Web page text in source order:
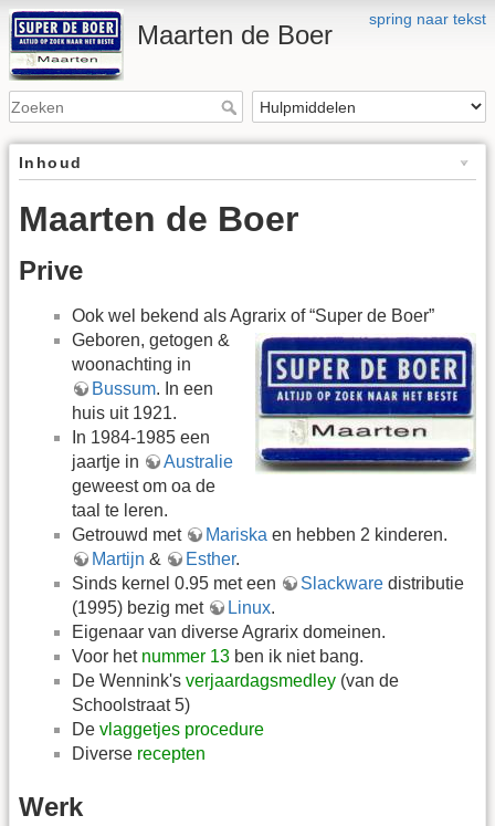
spring naar tekst
Maarten de Boer
Inhoud
Maarten de Boer
Prive
Ook wel bekend als Agrarix of “Super de Boer”
Geboren, getogen &
woonachting in
Bussum. In een
huis uit 1921.
In 1984-1985 een
jaartje in
Australie
geweest om oa de
taal te leren.
Getrouwd met
Mariska en hebben 2 kinderen.
Martijn & Esther.
Sinds kernel 0.95 met een
Slackware distributie
(1995) bezig met
Linux.
Eigenaar van diverse Agrarix domeinen.
Voor het nummer 13 ben ik niet bang.
De Wennink's verjaardagsmedley (van de
Schoolstraat 5)
De vlaggetjes procedure
Diverse recepten
Werk